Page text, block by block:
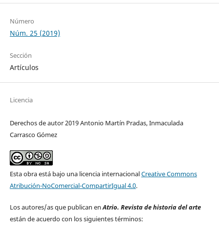
Número
Núm. 25 (2019)
Sección
Artículos
Licencia
Derechos de autor 2019 Antonio Martín Pradas, Inmaculada
Carrasco Gómez
Esta obra está bajo una licencia internacionalCreative Commons
Atribución-NoComercial-CompartirIgual 4.0.
Los autores/as que publican en Atrio. Revista de historia del arte
están de acuerdo con los siguientes términos: